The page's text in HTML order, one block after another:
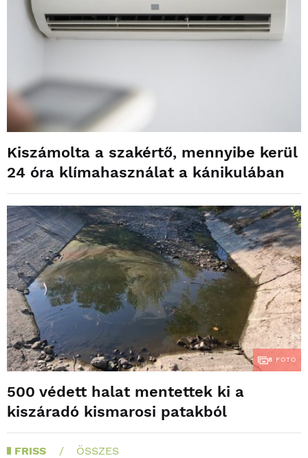
Kiszámolta a szakértő, mennyibe kerül
24 óra klímahasználat a kánikulában
8 FOTÓ
500 védett halat mentettek ki a
kiszáradó kismarosi patakból
FRISS ÖSSZES